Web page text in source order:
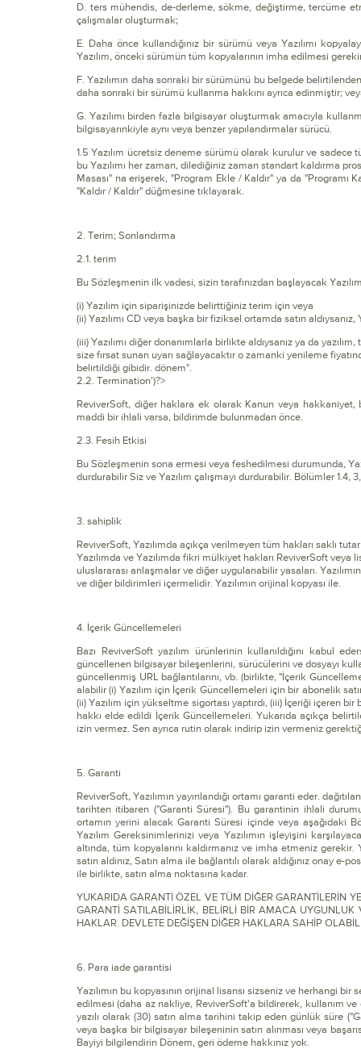
D. ters mühendis, de-derleme, sökme, değiştirme, tercüme
çalışmalar oluşturmak;
E. Daha önce kullandığınız bir sürümü veya Yazılımı
Yazılım, önceki sürümün tüm kopyalarının imha edilmesi
F. Yazılımın daha sonraki bir sürümünü bu belgede
daha sonraki bir sürümü kullanma hakkını ayrıca edinmiştir;
G. Yazılımı birden fazla bilgisayar oluşturmak amacıyla
bilgisayarınkiyle aynı veya benzer yapılandırmalar sürücü.
1.5 Yazılım ücretsiz deneme sürümü olarak kurulur ve sadece
bu Yazılımı her zaman, dilediğiniz zaman standart kaldırma
Masası" na erişerek, "Program Ekle / Kaldır" ya da
"Kaldır / Kaldır" düğmesine tıklayarak.
2. Terim; Sonlandırma
2.1. terim
Bu Sözleşmenin ilk vadesi, sizin tarafınızdan başlayacak
(i) Yazılım için siparişinizde belirttiğiniz terim için veya
(ii) Yazılımı CD veya başka bir fiziksel ortamda satın
(iii) Yazılımı diğer donanımlarla birlikte aldıysanız ya da
size fırsat sunan uyarı sağlayacaktır o zamanki yenileme
belirtildiği gibidir. dönem".
2.2. Termination')?>
ReviverSoft, diğer haklara ek olarak Kanun veya
maddi bir ihlali varsa, bildirimde bulunmadan önce.
2.3. Fesih Etkisi
Bu Sözleşmenin sona ermesi veya feshedilmesi durumunda,
durdurabilir Siz ve Yazılım çalışmayı durdurabilir. Bölümler
3. sahiplik
ReviverSoft, Yazılımda açıkça verilmeyen tüm hakları saklı
Yazılımda ve Yazılımda fikri mülkiyet hakları ReviverSoft
uluslararası anlaşmalar ve diğer uygulanabilir yasaları.
ve diğer bildirimleri içermelidir. Yazılımın orijinal kopyası ile.
4. İçerik Güncellemeleri
Bazı ReviverSoft yazılım ürünlerinin kullanıldığını kabul
güncellenen bilgisayar bileşenlerini, sürücülerini ve dosyayı
güncellenmiş URL bağlantılarını, vb. (birlikte, "İçerik
alabilir (i) Yazılım için İçerik Güncellemeleri için bir abonelik
(ii) Yazılım için yükseltme sigortası yaptırdı, (iii) İçeriği içeren
hakkı elde edildi İçerik Güncellemeleri. Yukarıda açıkça
izin vermez. Sen ayrıca rutin olarak indirip izin vermeniz
5. Garanti
ReviverSoft, Yazılımın yayınlandığı ortamı garanti eder.
tarihten itibaren ("Garanti Süresi"). Bu garantinin ihlali
ortamın yerini alacak Garanti Süresi içinde veya aşağıdaki
Yazılım Gereksinimlerinizi veya Yazılımın işleyişini
altında, tüm kopyalarını kaldırmanız ve imha etmeniz gerekir.
satın aldınız, Satın alma ile bağlantılı olarak aldığınız onay
ile birlikte, satın alma noktasına kadar.
YUKARIDA GARANTİ ÖZEL VE ​​TÜM DİĞER GARANTİLERİN
GARANTİ SATILABİLİRLİK, BELİRLİ BİR AMACA
HAKLAR. DEVLETE DEĞİŞEN DİĞER HAKLARA SAHİP
6. Para iade garantisi
Yazılımın bu kopyasının orijinal lisansı sizseniz ve herhangi
edilmesi (daha az nakliye, ReviverSoft'a bildirerek, kullanım
yazılı olarak (30) satın alma tarihini takip eden günlük süre
veya başka bir bilgisayar bileşeninin satın alınması veya
Bayiyi bilgilendirin Dönem, geri ödeme hakkınız yok.